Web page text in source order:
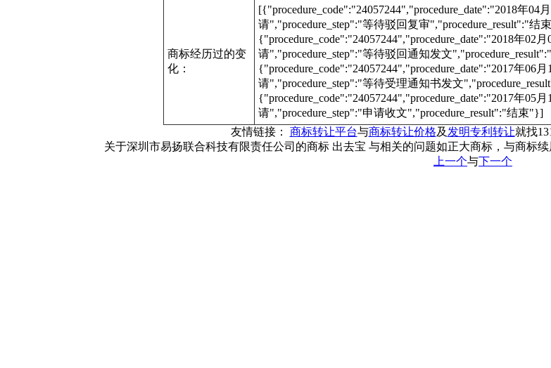
商标经历过的变
化：
[{"procedure_code":"24057244","procedure_date":"2018年04
请","procedure_step":"等待驳回复审","procedure_result":"结
{"procedure_code":"24057244","procedure_date":"2018年02
请","procedure_step":"等待驳回通知发文
{"procedure_code":"24057244","procedure_date":"2017年06
请","procedure_step":"等待受理通知书发文
{"procedure_code":"24057244","procedure_date":"2017年05
请","procedure_step":"申请收文","procedure_result":"结束"}]
友情链接： 商标转让平台与商标转让价格及 发明专利转让就找
关于深圳市易扬联合科技有限责任公司的商标 出去宝 与相关的问题如正大商标，与商标
上一个与下一个